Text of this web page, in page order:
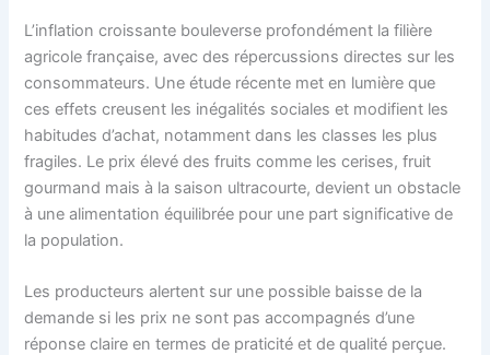
L’inflation croissante bouleverse profondément la filière
agricole française, avec des répercussions directes sur les
consommateurs. Une étude récente met en lumière que
ces effets creusent les inégalités sociales et modifient les
habitudes d’achat, notamment dans les classes les plus
fragiles. Le prix élevé des fruits comme les cerises, fruit
gourmand mais à la saison ultracourte, devient un obstacle
à une alimentation équilibrée pour une part significative de
la population.
Les producteurs alertent sur une possible baisse de la
demande si les prix ne sont pas accompagnés d’une
réponse claire en termes de praticité et de qualité perçue.